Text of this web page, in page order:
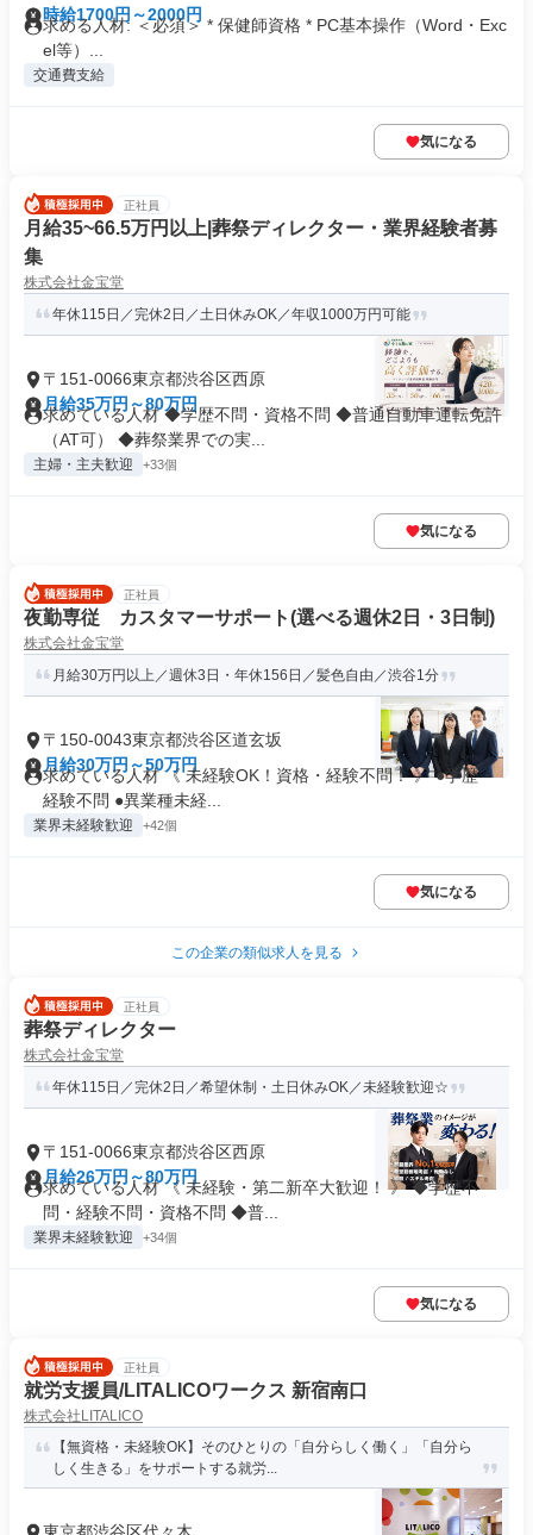
時給1700円～2000円
求める人材: ＜必須＞ * 保健師資格 * PC基本操作（Word・Exc
el等）...
交通費支給
気になる
正社員
月給35~66.5万円以上|葬祭ディレクター・業界経験者募
集
株式会社金宝堂
年休115日／完休2日／土日休みOK／年収1000万円可能
〒151-0066東京都渋谷区西原
月給35万円～80万円
求めている人材 ◆学歴不問・資格不問 ◆普通自動車運転免許
（AT可） ◆葬祭業界での実...
主婦・主夫歓迎 +33個
気になる
正社員
夜勤専従 カスタマーサポート(選べる週休2日・3日制)
株式会社金宝堂
月給30万円以上／週休3日・年休156日／髪色自由／渋谷1分
〒150-0043東京都渋谷区道玄坂
月給30万円～50万円
求めている人材 《 未経験OK！資格・経験不問！ 》 ●学歴・
経験不問 ●異業種未経...
業界未経験歓迎 +42個
気になる
この企業の類似求人を見る
正社員
葬祭ディレクター
株式会社金宝堂
年休115日／完休2日／希望休制・土日休みOK／未経験歓迎☆
〒151-0066東京都渋谷区西原
月給26万円～80万円
求めている人材 《 未経験・第二新卒大歓迎！ 》 ◆学歴不
問・経験不問・資格不問 ◆普...
業界未経験歓迎 +34個
気になる
正社員
就労支援員/LITALICOワークス 新宿南口
株式会社LITALICO
【無資格・未経験OK】そのひとりの「自分らしく働く」「自分ら
しく生きる」をサポートする就労...